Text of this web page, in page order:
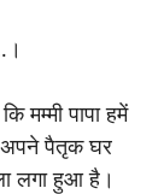
मम्मी पापा हमें
पैतृक घर
लगा हुआ है।